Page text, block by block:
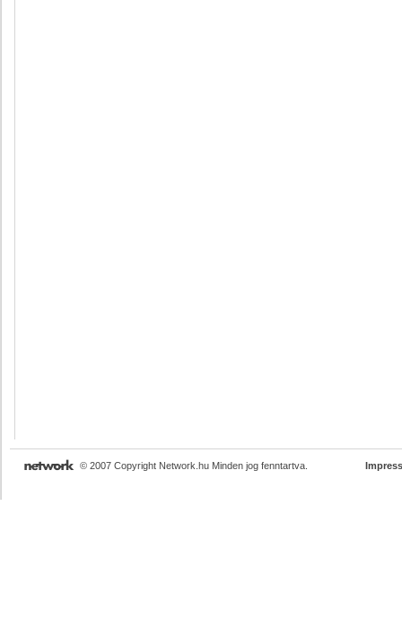
© 2007 Copyright Network.hu Minden jog fenntartva.